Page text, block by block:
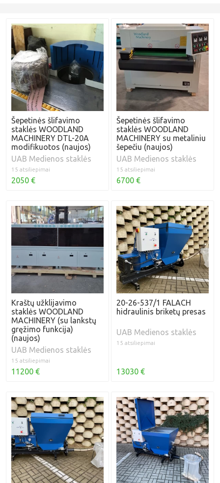
Šepetinės šlifavimo
staklės WOODLAND
MACHINERY DTL-20A
modifikuotos (naujos)
UAB Medienos staklės
15 atsiliepimai
2050 €
Šepetinės šlifavimo
staklės WOODLAND
MACHINERY su metaliniu
šepečiu (naujos)
UAB Medienos staklės
15 atsiliepimai
6700 €
Kraštų užklijavimo
staklės WOODLAND
MACHINERY (su lankstų
gręžimo funkcija)
(naujos)
UAB Medienos staklės
15 atsiliepimai
11200 €
20-26-537/1 FALACH
hidraulinis briketų presas
UAB Medienos staklės
15 atsiliepimai
13030 €